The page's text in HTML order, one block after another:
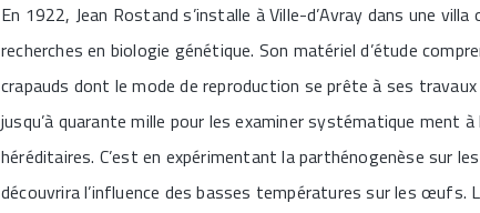
En 1922, Jean Rostand s’installe à Ville-d’Avray dans une
recherches en biologie génétique. Son matériel d’étude
crapauds dont le mode de reproduction se prête à ses
jusqu’à quarante mille pour les examiner systématique ment
héréditaires. C’est en expérimentant la parthénogenèse sur
découvrira l’influence des basses températures sur les œufs.